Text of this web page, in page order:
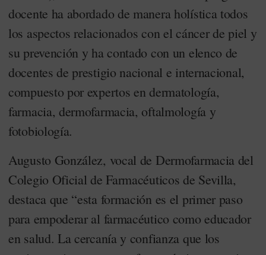
docente ha abordado de manera holística todos
los aspectos relacionados con el cáncer de piel y
su prevención y ha contado con un elenco de
docentes de prestigio nacional e internacional,
compuesto por expertos en dermatología,
farmacia, dermofarmacia, oftalmología y
fotobiología.
Augusto González, vocal de Dermofarmacia del
Colegio Oficial de Farmacéuticos de Sevilla,
destaca que “esta formación es el primer paso
para empoderar al farmacéutico como educador
en salud. La cercanía y confianza que los